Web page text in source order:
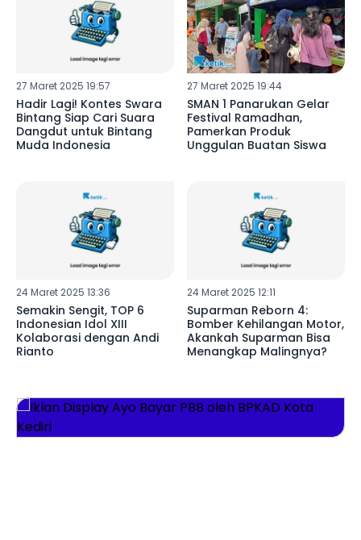
27 Maret 2025 19:57
Hadir Lagi! Kontes Swara
Bintang Siap Cari Suara
Dangdut untuk Bintang
Muda Indonesia
27 Maret 2025 19:44
SMAN 1 Panarukan Gelar
Festival Ramadhan,
Pamerkan Produk
Unggulan Buatan Siswa
24 Maret 2025 13:36
Semakin Sengit, TOP 6
Indonesian Idol XIII
Kolaborasi dengan Andi
Rianto
24 Maret 2025 12:11
Suparman Reborn 4:
Bomber Kehilangan Motor,
Akankah Suparman Bisa
Menangkap Malingnya?